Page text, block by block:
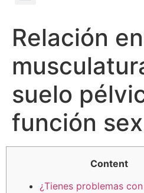
Relación
suelo
función
Content
¿Tienes problemas